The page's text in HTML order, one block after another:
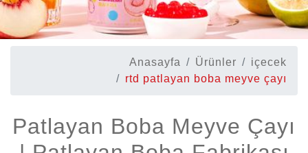
Anasayfa Ürünler
içecek
rtd patlayan boba meyve çayı
Patlayan Boba Meyve Çayı